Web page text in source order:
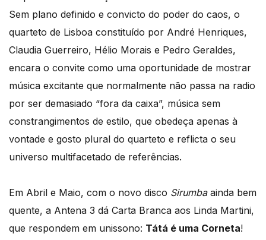
Sem plano definido e convicto do poder do caos, o
quarteto de Lisboa constituído por André Henriques,
Claudia Guerreiro, Hélio Morais e Pedro Geraldes,
encara o convite como uma oportunidade de mostrar
música excitante que normalmente não passa na radio
por ser demasiado “fora da caixa”, música sem
constrangimentos de estilo, que obedeça apenas à
vontade e gosto plural do quarteto e reflicta o seu
universo multifacetado de referências.
Em Abril e Maio, com o novo disco Sirumbaainda bem
quente, a Antena 3 dá Carta Branca aos Linda Martini,
que respondem em unissono: Tátá é uma Corneta!